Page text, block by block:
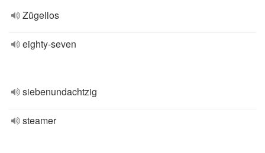
Zügellos
eighty-seven
siebenundachtzig
steamer